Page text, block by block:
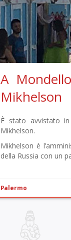
A
Mikhelson
È stato avvistato
Mikhelson.
Mikhelson è
della Russia con un
Palermo